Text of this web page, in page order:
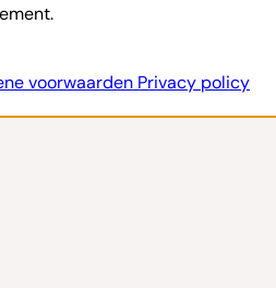
voorwaarden Privacy policy